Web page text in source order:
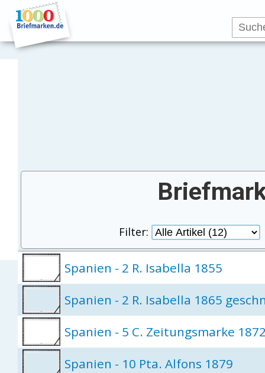
Filter:
Spanien - 2 R. Isabella 1855
Spanien - 2 R. Isabella 1865
Spanien - 5 C. Zeitungsmarke
Spanien - 10 Pta. Alfons 1879